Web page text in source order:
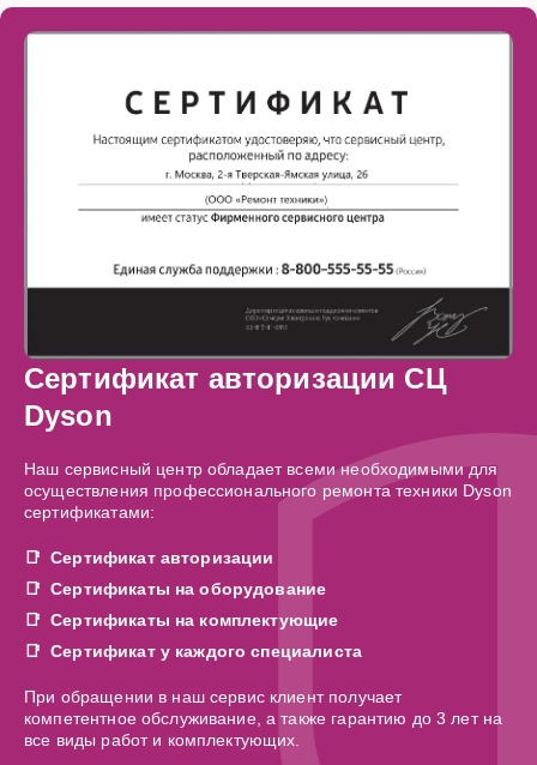
Сертификат авторизации СЦ
Dyson
Наш сервисный центр обладает всеми необходимыми для
осуществления профессионального ремонта техники Dyson
сертификатами:
Сертификат авторизации
Сертификаты на оборудование
Сертификаты на комплектующие
Сертификат у каждого специалиста
При обращении в наш сервис клиент получает
компетентное обслуживание, а также гарантию до 3 лет на
все виды работ и комплектующих.